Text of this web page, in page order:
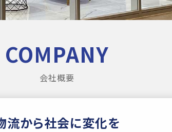
COMPANY
会社概要
流から社会に変化を